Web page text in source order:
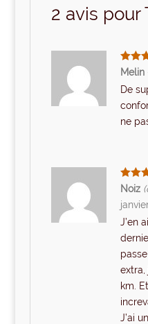
2 avis pour
Note5
Melin
De
ne
Note 5
Noiz
J’en
extra,
km.
J’ai